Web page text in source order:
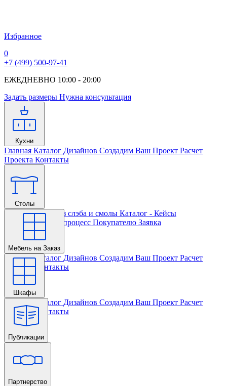
Избранное
0
+7 (499) 500-97-41
ЕЖЕДНЕВНО 10:00 - 20:00
Задать размеры Нужна консультация
Кухни
Главная Каталог Дизайнов Создадим Ваш Проект Расчет
Проекта Контакты
Столы
Главная Столы из слэба и смолы Каталог - Кейсы
Кастомизации и процесс Покупателю Заявка
Мебель на Заказ
Главная Каталог Дизайнов Создадим Ваш Проект Расчет
Проекта
Контакты
Шкафы
Главная Каталог Дизайнов Создадим Ваш Проект Расчет
Проекта Контакты
Публикации
Главная
Партнерство